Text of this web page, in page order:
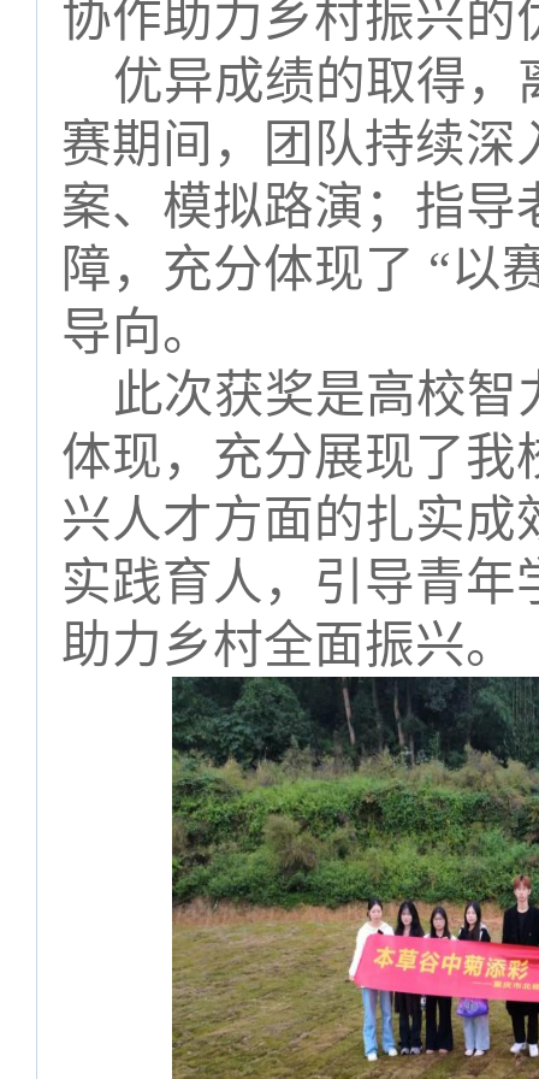
协作助力乡村振兴的
优异成绩的取得，
赛期间，团队持续深
案、模拟路演；指导
障，充分体现了 “以
导向。
此次获奖是高校
体现，充分展现了我
兴人才方面的扎实成
实践育人，引导青
助力乡村全面振兴。